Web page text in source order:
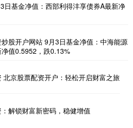
日基金净值：西部利得沣享债券A最新净
股开户网站 9月3日基金净值：中海能源
值0.5952，跌0.13%
北京股票配资开户：轻松开启财富之旅
解锁财富新密码，稳健增值